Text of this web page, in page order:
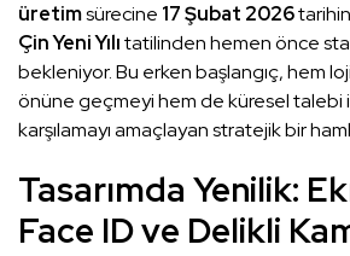
üretimsürecine 17 Şubat 2026
Çin Yeni Yılıtatilinden hemen önce
bekleniyor. Bu erken başlangıç, hem
önüne geçmeyi hem de küresel talebi
karşılamayı amaçlayan stratejik bir
Tasarımda Yenilik:
Face ID ve Delikli